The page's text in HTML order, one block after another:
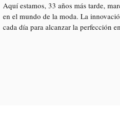
Aquí estamos, 33 años más tarde,
en el mundo de la moda. La
cada día para alcanzar la perfección